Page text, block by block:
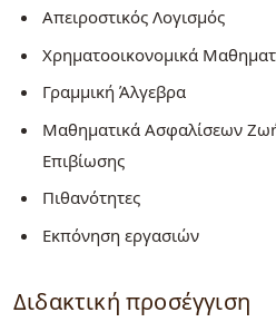
Απειροστικός Λογισμός
Χρηματοοικονομικά
Γραμμική Άλγεβρα
Μαθηματικά Ασφαλίσεων
Επιβίωσης
Πιθανότητες
Εκπόνηση εργασιών
Διδακτική προσέγγιση